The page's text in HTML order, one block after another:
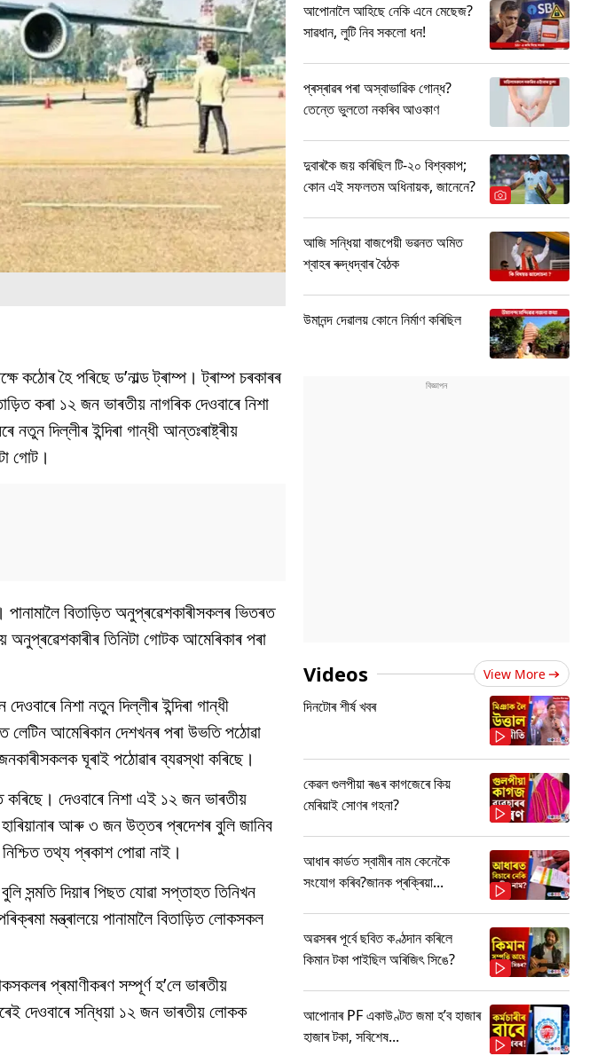
কঠোৰ হৈ পৰিছে ড’নাল্ড ট্ৰাম্প। ট্ৰাম্প চৰকাৰৰ
কৰা ১২ জন ভাৰতীয় নাগৰিক দেওবাৰে নিশা
দিল্লীৰ ইন্দিৰা গান্ধী আন্তঃৰাষ্ট্ৰীয়
গোট।
বিতাড়িত অনুপ্ৰৱেশকাৰীসকলৰ ভিতৰত
তিনিটা গোটক আমেৰিকাৰ পৰা
নিশা নতুন দিল্লীৰ ইন্দিৰা গান্ধী
লেটিন আমেৰিকান দেশখনৰ পৰা উভতি পঠোৱা
ঘূৰাই পঠোৱাৰ ব্যৱস্থা কৰিছে।
কৰিছে। দেওবাৰে নিশা এই ১২ জন ভাৰতীয়
হাৰিয়ানাৰ আৰু ৩ জন উত্তৰ প্ৰদেশৰ বুলি জানিব
তথ্য প্ৰকাশ পোৱা নাই।
সন্মতি দিয়াৰ পিছত যোৱা সপ্তাহত তিনিখন
মন্ত্ৰালয়ে পানামালৈ বিতাড়িত লোকসকল
প্ৰমাণীকৰণ সম্পূৰ্ণ হ’লে ভাৰতীয়
দেওবাৰে সন্ধিয়া ১২ জন ভাৰতীয় লোকক
আপোনালৈ আহিছে নেকি এনে মেছেজ?
সাৱধান, লুটি নিব সকলো ধন!
প্ৰস্ৰাৱৰ পৰা অস্বাভাৱিক গোন্ধ?
তেন্তে ভুলতো নকৰিব আওকাণ
দুবাৰকৈ জয় কৰিছিল টি-২০ বিশ্বকাপ;
কোন এই সফলতম অধিনায়ক, জানেনে?
আজি সন্ধিয়া বাজপেয়ী ভৱনত অমিত
শ্বাহৰ ৰুদ্ধদ্বাৰ বৈঠক
উমানন্দ দেৱালয় কোনে নিৰ্মাণ কৰিছিল
Videos View More
দিনটোৰ শীৰ্ষ খবৰ
কেৱল গুলপীয়া ৰঙৰ কাগজেৰে কিয়
মেৰিয়াই সোণৰ গহনা?
আধাৰ কাৰ্ডত স্বামীৰ নাম কেনেকৈ
সংযোগ কৰিব?জানক প্ৰক্ৰিয়া...
অৱসৰৰ পূৰ্বে ছবিত কণ্ঠদান কৰিলে
কিমান টকা পাইছিল অৰিজিৎ সিঙে?
আপোনাৰ PF একাউণ্টত জমা হ’ব হাজাৰ
হাজাৰ টকা, সবিশেষ...